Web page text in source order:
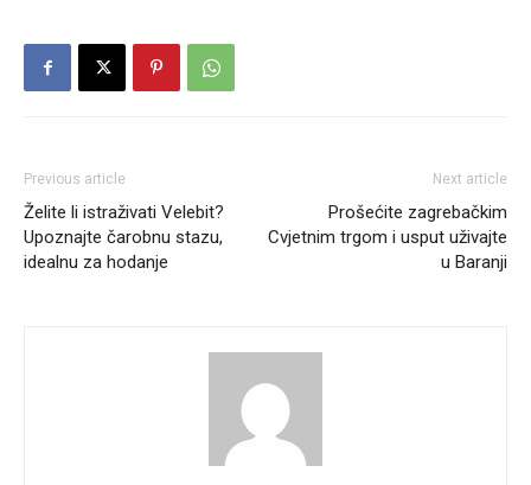
Previous article
Želite li istraživati Velebit?
Upoznajte čarobnu stazu,
idealnu za hodanje
Next article
Prošećite zagrebačkim
Cvjetnim trgom i usput uživajte
u Baranji